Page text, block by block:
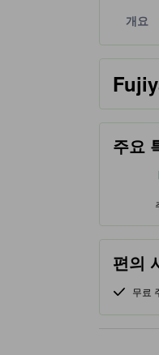
개요
tooltip
노란색 별
주요
편의
무료